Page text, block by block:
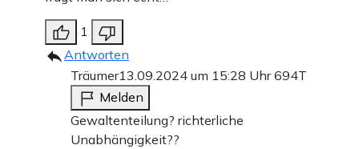
1
Antworten
Träumer13.09.2024 um 15:28 Uhr694T
Melden
Gewaltenteilung? richterliche
Unabhängigkeit??